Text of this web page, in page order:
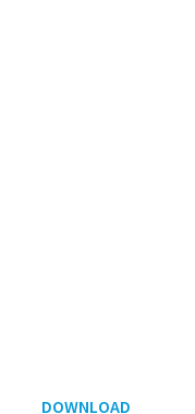
DOWNLOAD